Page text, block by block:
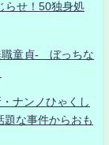
らせ！50独身処
童貞- ぼっちな
ナンノひゃくし
な事件からおも